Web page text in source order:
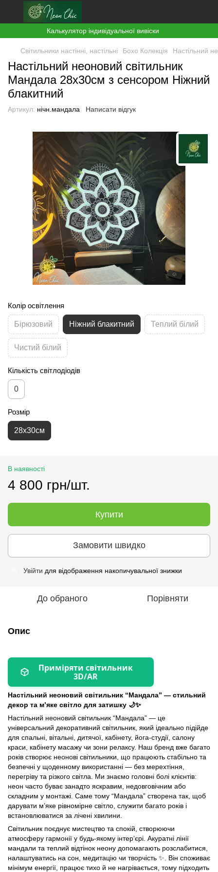
Калькулятор індивідуальної вивіски
Світильники настінні, настільні Бохо Колекція Настільний
Настільний неоновий світильник
Мандала 28х30см з сенсором Ніжний
блакитний
Артикул: нічн.мандала Написати відгук
Колір освітлення
Бірюзовий Ніжний блакитний Теплий білий
Чистий білий
Кількість світлодіодів
0
Розмір
28х30см
В наявності
4 800 грн/шт.
Купити
Замовити швидко
Увійти для відображення накопичувальної знижки
До обраного Порівняти
Опис
Приміряти світильник
3D/AR
Настільний неоновий світильник “Мандала” — стильний
декор та м’яке світло для затишку 🌙✨
Настільний неоновий світильник “Мандала” — це
універсальний декоративний світильник, який ідеально підійде
для спальні, вітальні, дитячої, кабінету, йога-студії, салону
краси, кабінету масажу чи зони релаксу. Наш бренд вже багато
років створює неонові світильники, що працюють стабільно та
безпечні у щоденному використанні — без мерехтіння,
перегріву та різкого світла. Ми знаємо головні болі клієнтів:
неон часто буває занадто яскравим, недовговічним або
складним у монтажі. Саме тому “Мандала” створена так, щоб
дарувати м’яке рівномірне світло, служити багато років і
встановлюватися за лічені хвилини.
Світильник поєднує мистецтво та спокій, створюючи
атмосферу гармонії у будь-якому інтер’єрі. Акуратні лінії
мандали та теплий відтінок неону допомагають розслабитися,
налаштуватись на сон, медитацію чи творчість ✨ . Він споживає
мінімум енергії, працює тихо й не нагрівається, тому підходить